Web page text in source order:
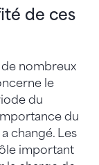
de ces
de nombreux
le
du
du
changé. Les
important